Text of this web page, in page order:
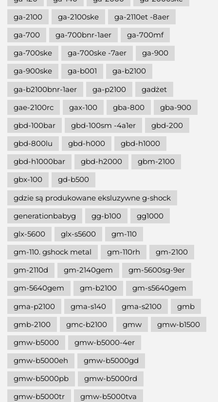
ga-2100
ga-2100ske
ga-2110et -8aer
ga-700
ga-700bnr-1aer
ga-700mf
ga-700ske
ga-700ske -7aer
ga-900
ga-900ske
ga-b001
ga-b2100
ga-b2100bnr-1aer
ga-p2100
gadżet
gae-2100rc
gax-100 gba-800
gba-900
gbd-100bar
gbd-100sm -4a1er
gbd-200
gbd-800lu
gbd-h000
gbd-h1000
gbd-h1000bar
gbd-h2000
gbm-2100
gbx-100
gd-b500
gdzie są produkowane eksluzywne g-shock
generationbabyg
gg-b100
gg1000
glx-5600
glx-s5600
gm-110
gm-110. gshock metal
gm-110rh
gm-2100
gm-2110d
gm-2140gem
gm-5600sg-9er
gm-5640gem
gm-b2100
gm-s5640gem
gma-p2100
gma-s140 gma-s2100
gmb
gmb-2100
gmc-b2100 gmw
gmw-b1500
gmw-b5000
gmw-b5000-4er
gmw-b5000eh
gmw-b5000gd
gmw-b5000pb
gmw-b5000rd
gmw-b5000tr
gmw-b5000tva